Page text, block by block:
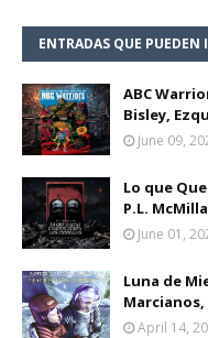
ENTRADAS QUE PUEDEN
ABC
Bisley,
June 09,
Lo que
P.L.
June 01,
Luna de
Marcianos,
April 14,